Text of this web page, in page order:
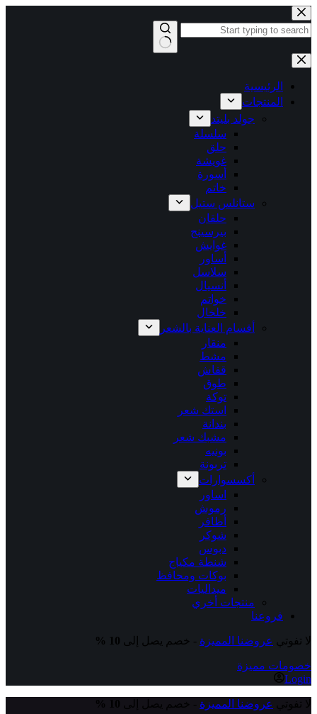
التجاوز
إلى
المحتوى
نتائج
الرئيسية
المنتجات
جولد بليتد
سلسلة
حلق
غويشة
أسورة
خاتم
ستانلس ستيل
حلقان
بيرسينج
غوايش
أساور
سلاسل
أنسيال
خواتم
خلخال
أقسام العناية بالشعر
منقار
مشط
قفاش
طوق
توكة
استك شعر
بندانة
مشبك شعر
بونيه
تربونة
أكسسوارات
اساور
رموش
أظافر
شوكر
دبوس
شنطة مكياج
بوكات ومحافظ
ميداليات
منتجات أخري
فروعنا
لا تفوتي عروضنا المميزة - خصم يصل إلى
خصومات مميزة
Login
عروضنا المميزة